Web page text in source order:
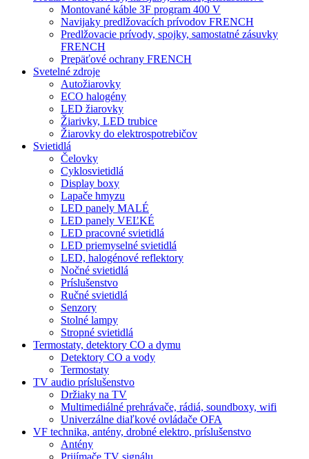
Montované káble 3F program 400 V
Navijaky predlžovacích prívodov FRENCH
Predlžovacie prívody, spojky, samostatné zásuvky
FRENCH
Prepäťové ochrany FRENCH
Svetelné zdroje
Autožiarovky
ECO halogény
LED žiarovky
Žiarivky, LED trubice
Žiarovky do elektrospotrebičov
Svietidlá
Čelovky
Cyklosvietidlá
Display boxy
Lapače hmyzu
LED panely MALÉ
LED panely VEĽKÉ
LED pracovné svietidlá
LED priemyselné svietidlá
LED, halogénové reflektory
Nočné svietidlá
Príslušenstvo
Ručné svietidlá
Senzory
Stolné lampy
Stropné svietidlá
Termostaty, detektory CO a dymu
Detektory CO a vody
Termostaty
TV audio príslušenstvo
Držiaky na TV
Multimediálné prehrávače, rádiá, soundboxy, wifi
Univerzálne diaľkové ovládače OFA
VF technika, antény, drobné elektro, príslušenstvo
Antény